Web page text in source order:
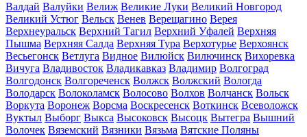
Валдай Валуйки Велиж Великие Луки Великий Новгород
Великий Устюг Вельск Венев Верещагино Верея
Верхнеуральск Верхний Тагил Верхний Уфалей Верхняя
Пышма Верхняя Салда Верхняя Тура Верхотурье Верхоянск
Весьегонск Ветлуга Видное Вилюйск Вилючинск Вихоревка
Вичуга Владивосток Владикавказ Владимир Волгоград
Волгодонск Волгореченск Волжск Волжский Вологда
Володарск Волоколамск Волосово Волхов Волчанск Вольск
Воркута Воронеж Ворсма Воскресенск Воткинск Всеволожск
Вуктыл Выборг Выкса Высоковск Высоцк Вытегра Вышний
Волочек Вяземский Вязники Вязьма Вятские Поляны